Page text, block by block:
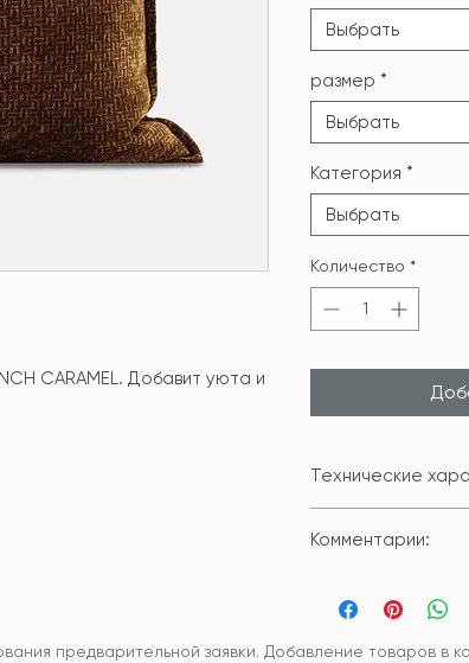
CARAMEL. Добавит уюта и
Выбрать
размер *
Выбрать
Категория *
Выбрать
Количество *
Технические
Размер:
молнии.
Чехол и
Комментарии:
подушкой или
предварительной заявки. Добавление товаров в